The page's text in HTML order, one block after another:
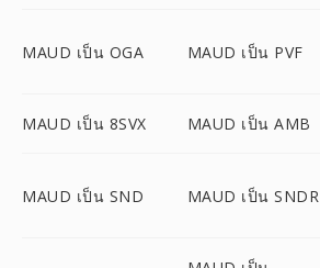
MAUD เป็น OGA MAUD เป็น PVF
MAUD เป็น 8SVX MAUD เป็น AMB
MAUD เป็น SND MAUD เป็น SNDR